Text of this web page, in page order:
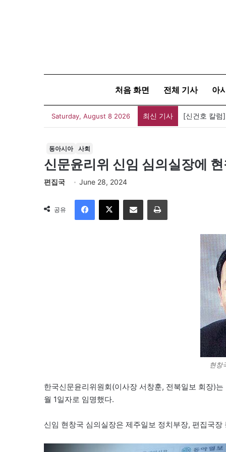
처음 화면 전체 기사 아
Saturday, August 8 2026 최신 기사 [신건호 칼럼
동아시아 사회
신문윤리위 신임 심의실장에
편집국 June 28, 2024
공유
이메일
현창
한국신문윤리위원회(이사장 서창훈, 전북일보 회장)
월 1일자로 임명했다.
신임 현창국 심의실장은 제주일보 정치부장, 편집국장